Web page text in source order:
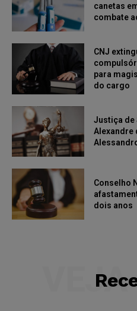
canetas
combate
CNJ
para
do cargo
Justiça de
Alexandre
Conselho
dois anos